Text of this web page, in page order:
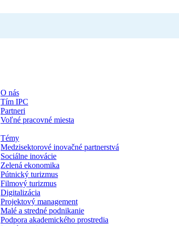
O nás
Tím IPC
Partneri
Voľné pracovné miesta
Témy
Medzisektorové inovačné partnerstvá
Sociálne inovácie
Zelená ekonomika
Pútnický turizmus
Filmový turizmus
Digitalizácia
Projektový management
Malé a stredné podnikanie
Podpora akademického prostredia